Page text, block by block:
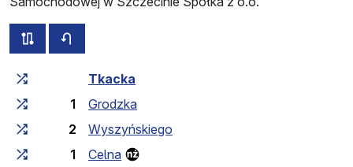
всі схеми цього маршруту
Загальний час у дорозі
Tkacka
1
Grodzka
2
Wyszyńskiego
1
Celna